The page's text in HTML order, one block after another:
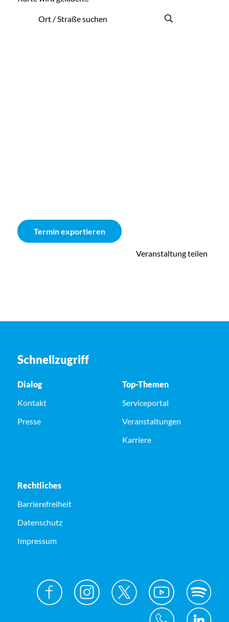
Termin exportieren
Veranstaltung teilen
Schnellzugriff
Dialog
Kontakt
Presse
Top-Themen
Serviceportal
Veranstaltungen
Karriere
Rechtliches
Barrierefreiheit
Datenschutz
Impressum